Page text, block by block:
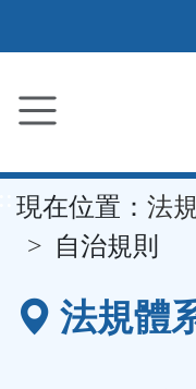
到
要
容
區
塊
現在位置： 法
自治規則
法規體